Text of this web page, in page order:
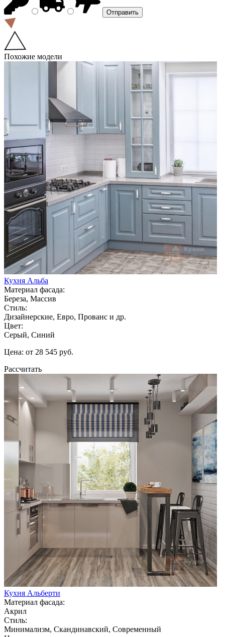
Похожие модели
Кухня Альба
Материал фасада:
Береза, Массив
Стиль:
Дизайнерские, Евро, Прованс и др.
Цвет:
Серый, Синий
Цена: от 28 545 руб.
Рассчитать
Кухня Альберти
Материал фасада:
Акрил
Стиль:
Минимализм, Скандинавский, Современный